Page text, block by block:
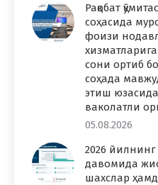
Рақобат
соҳасида
фоизи
сони ортиб
соҳада
этиш
ваколатли
05.08.2026
2026
давомида
шахслар